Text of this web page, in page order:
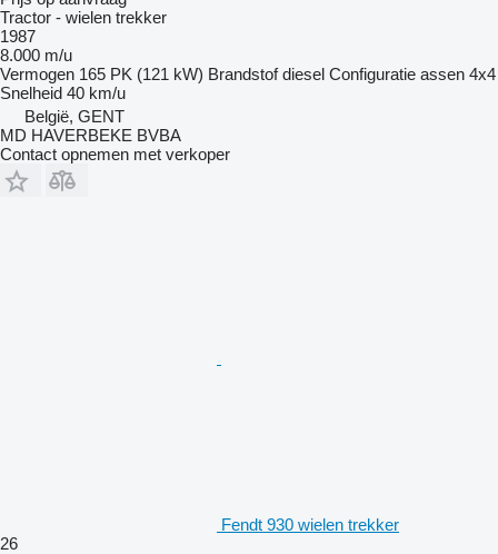
Tractor - wielen trekker
1987
8.000 m/u
Vermogen 165 PK (121 kW) Brandstof diesel Configuratie assen 4x4
Snelheid 40 km/u
België, GENT
MD HAVERBEKE BVBA
Contact opnemen met verkoper
Fendt 930 wielen trekker
26